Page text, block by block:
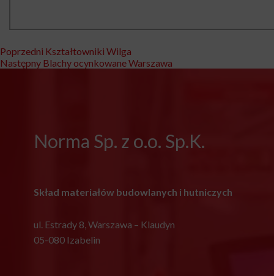
Nawigacja
wpisu
Poprzedni Poprzedni
wpis:
Kształtowniki Wilga
Następny Następny
Blachy ocynkowane Warszawa
Norma Sp. z o.o. Sp.K.
Skład materiałów budowlanych i hutniczych
ul. Estrady 8, Warszawa – Klaudyn
05-080 Izabelin